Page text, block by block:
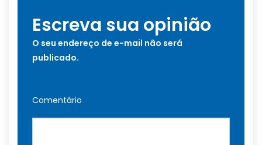
Escreva sua opinião
O seu endereço de e-mail não será
publicado.
Comentário